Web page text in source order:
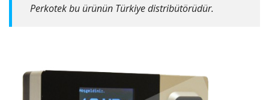
Perkotek bu ürünün Türkiye distribütörüdür.